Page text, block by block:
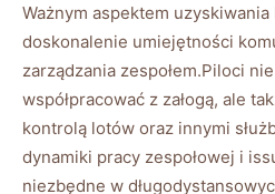
Ważnym aspektem
doskonalenie umiejętności
zarządzania zespołem.Piloci
współpracować z załogą, ale
kontrolą lotów oraz innymi
dynamiki pracy zespołowej i
niezbędne w